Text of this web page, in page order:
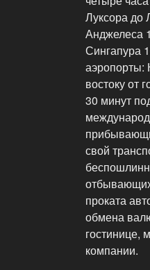
Луксора до
Анджелеса
Сингапура
аэропорты:
востоку от
30 минут
свой
проката
обмена
гостинице,
компании.